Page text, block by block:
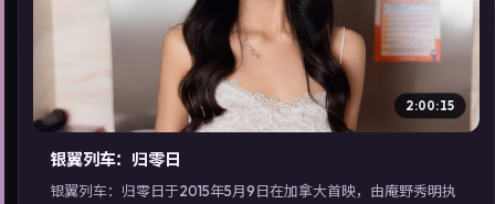
2:00:15
银翼列车：归零日
银翼列车：归零日于2015年5月9日在加拿大首映，由庵野秀明执